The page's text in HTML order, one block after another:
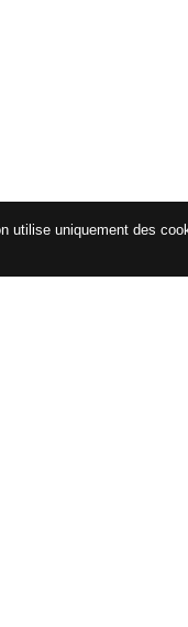
utilise uniquement des